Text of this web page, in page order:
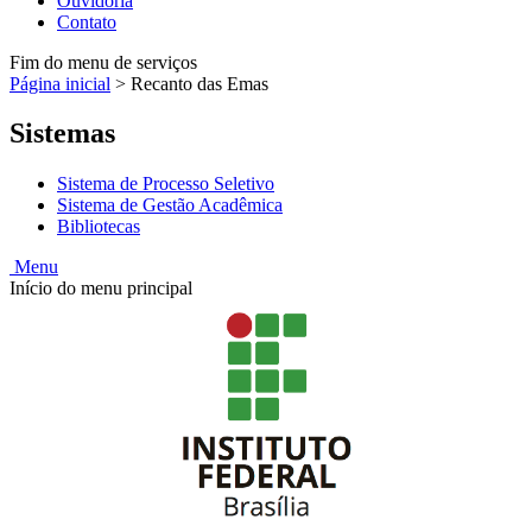
Contato
Fim do menu de serviços
Página inicial > Recanto das Emas
Sistemas
Sistema de Processo Seletivo
Sistema de Gestão Acadêmica
Bibliotecas
Menu
Início do menu principal